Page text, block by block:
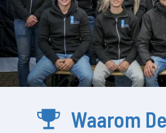
Waarom